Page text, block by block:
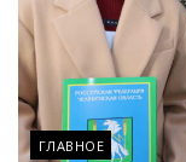
ГЛАВНОЕ